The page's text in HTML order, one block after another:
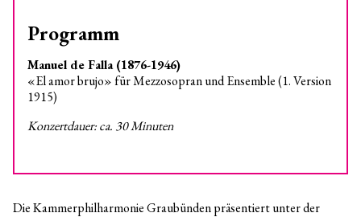
Die Kammerphilharmonie Graubünden präsentiert unter der
Programm
Manuel de Falla (1876-1946)
«El amor brujo» für Mezzosopran und Ensemble (1. Version
1915)
Konzertdauer: ca. 30 Minuten